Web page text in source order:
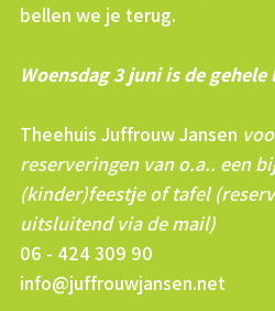
bellen we je terug.
Woensdag 3 juni is de
Theehuis Juffrouw Jansen
reserveringen van o.a.. een
(kinder)feestje of tafel
uitsluitend via de mail)
06 - 424 309 90
info@juffrouwjansen.net